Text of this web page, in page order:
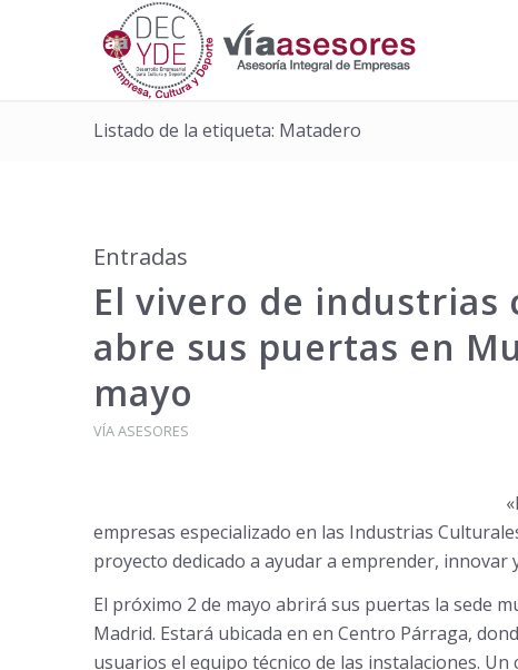
Listado de la etiqueta: Matadero
Entradas
El vivero de industrias
abre sus puertas en
mayo
VÍA ASESORES
empresas especializado en las Industrias
proyecto dedicado a ayudar a emprender,
El próximo 2 de mayo abrirá sus puertas la sede
Madrid. Estará ubicada en en Centro Párraga,
usuarios el equipo técnico de las instalaciones.